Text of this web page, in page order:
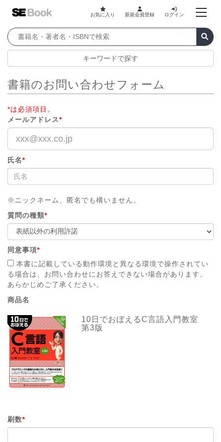
お気に入り 新規会員登録 ログイン
キーワードで探す
書籍のお問い合わせフォーム
*は必須項目。
メールアドレス*
氏名*
※ニックネーム、匿名でも構いません。
質問の種類*
同意事項*
本書に記載している動作環境と異なる環境で操作されてい
る場合は、お問い合わせにお答えできない場合があります。
あらかじめご了承ください。
商品名
10日でおぼえるC言語入門教室
第3版
刷数*